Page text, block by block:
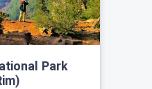
Park